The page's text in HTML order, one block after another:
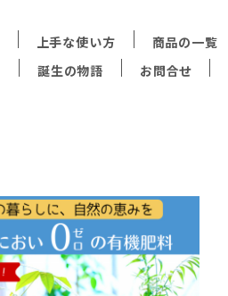
上手な使い方 商品の一覧
誕生の物語
お問合せ